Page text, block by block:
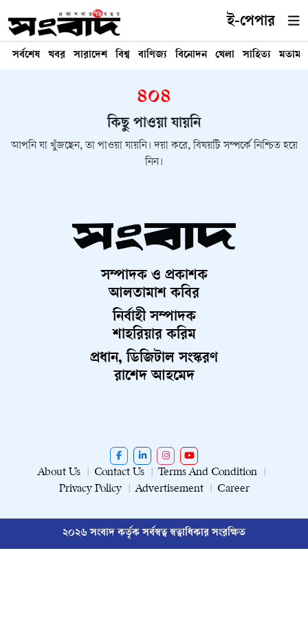
ই-পেপার
সর্বশেষ খবর সারাদেশ বিশ্ব বাণিজ্য বিনোদন খেলা সাহিত্য মতামত
৪০৪
কিছু পাওয়া যায়নি
আপনি যা খুঁজছেন, তা পাওয়া যায়নি। দয়া করে, বিষয়টি সম্পর্কে নিশ্চিত হয়ে
নিন।
সম্পাদক ও প্রকাশক
আলতামাশ কবির
নির্বাহী সম্পাদক
শাহরিয়ার করিম
প্রধান, ডিজিটাল সংস্করণ
রাশেদ আহমেদ
About Us Contact Us
Terms And Condition
Privacy Policy
Advertisement Career
২০২৬ সংবাদ কর্তৃক সর্বস্বত্ব স্বত্বাধিকার সংরক্ষিত